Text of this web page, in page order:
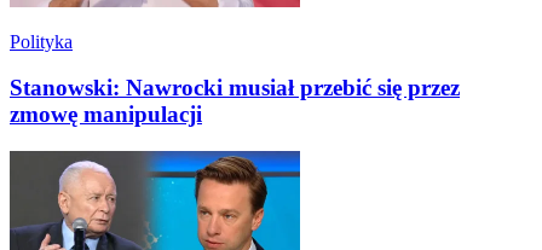
Polityka
Stanowski: Nawrocki musiał przebić się przez
zmowę manipulacji